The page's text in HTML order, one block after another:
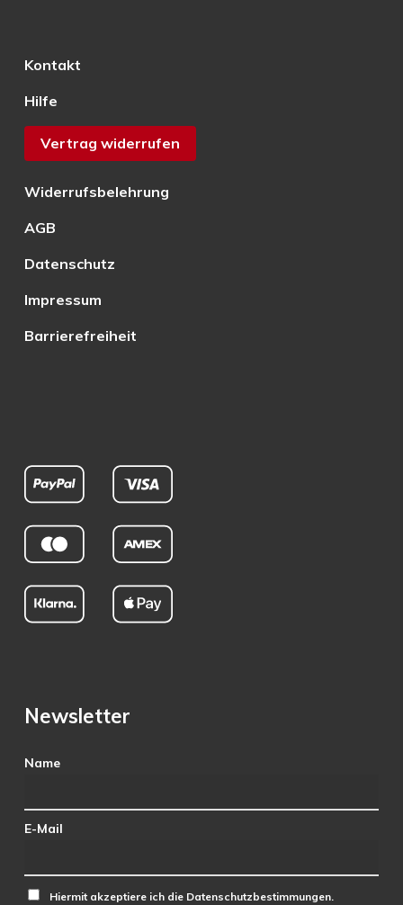
Kontakt
Hilfe
Vertrag widerrufen
Widerrufsbelehrung
AGB
Datenschutz
Impressum
Barrierefreiheit
Newsletter
Name
E-Mail
Hiermit akzeptiere ich die Datenschutzbestimmungen.